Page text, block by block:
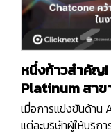
หนึ่งก้าวสำคัญ!
Platinum สาข
Expo 2025
เมื่อการแข่งขันด้าน
แต่ละบริษัทผู้ให้บริก